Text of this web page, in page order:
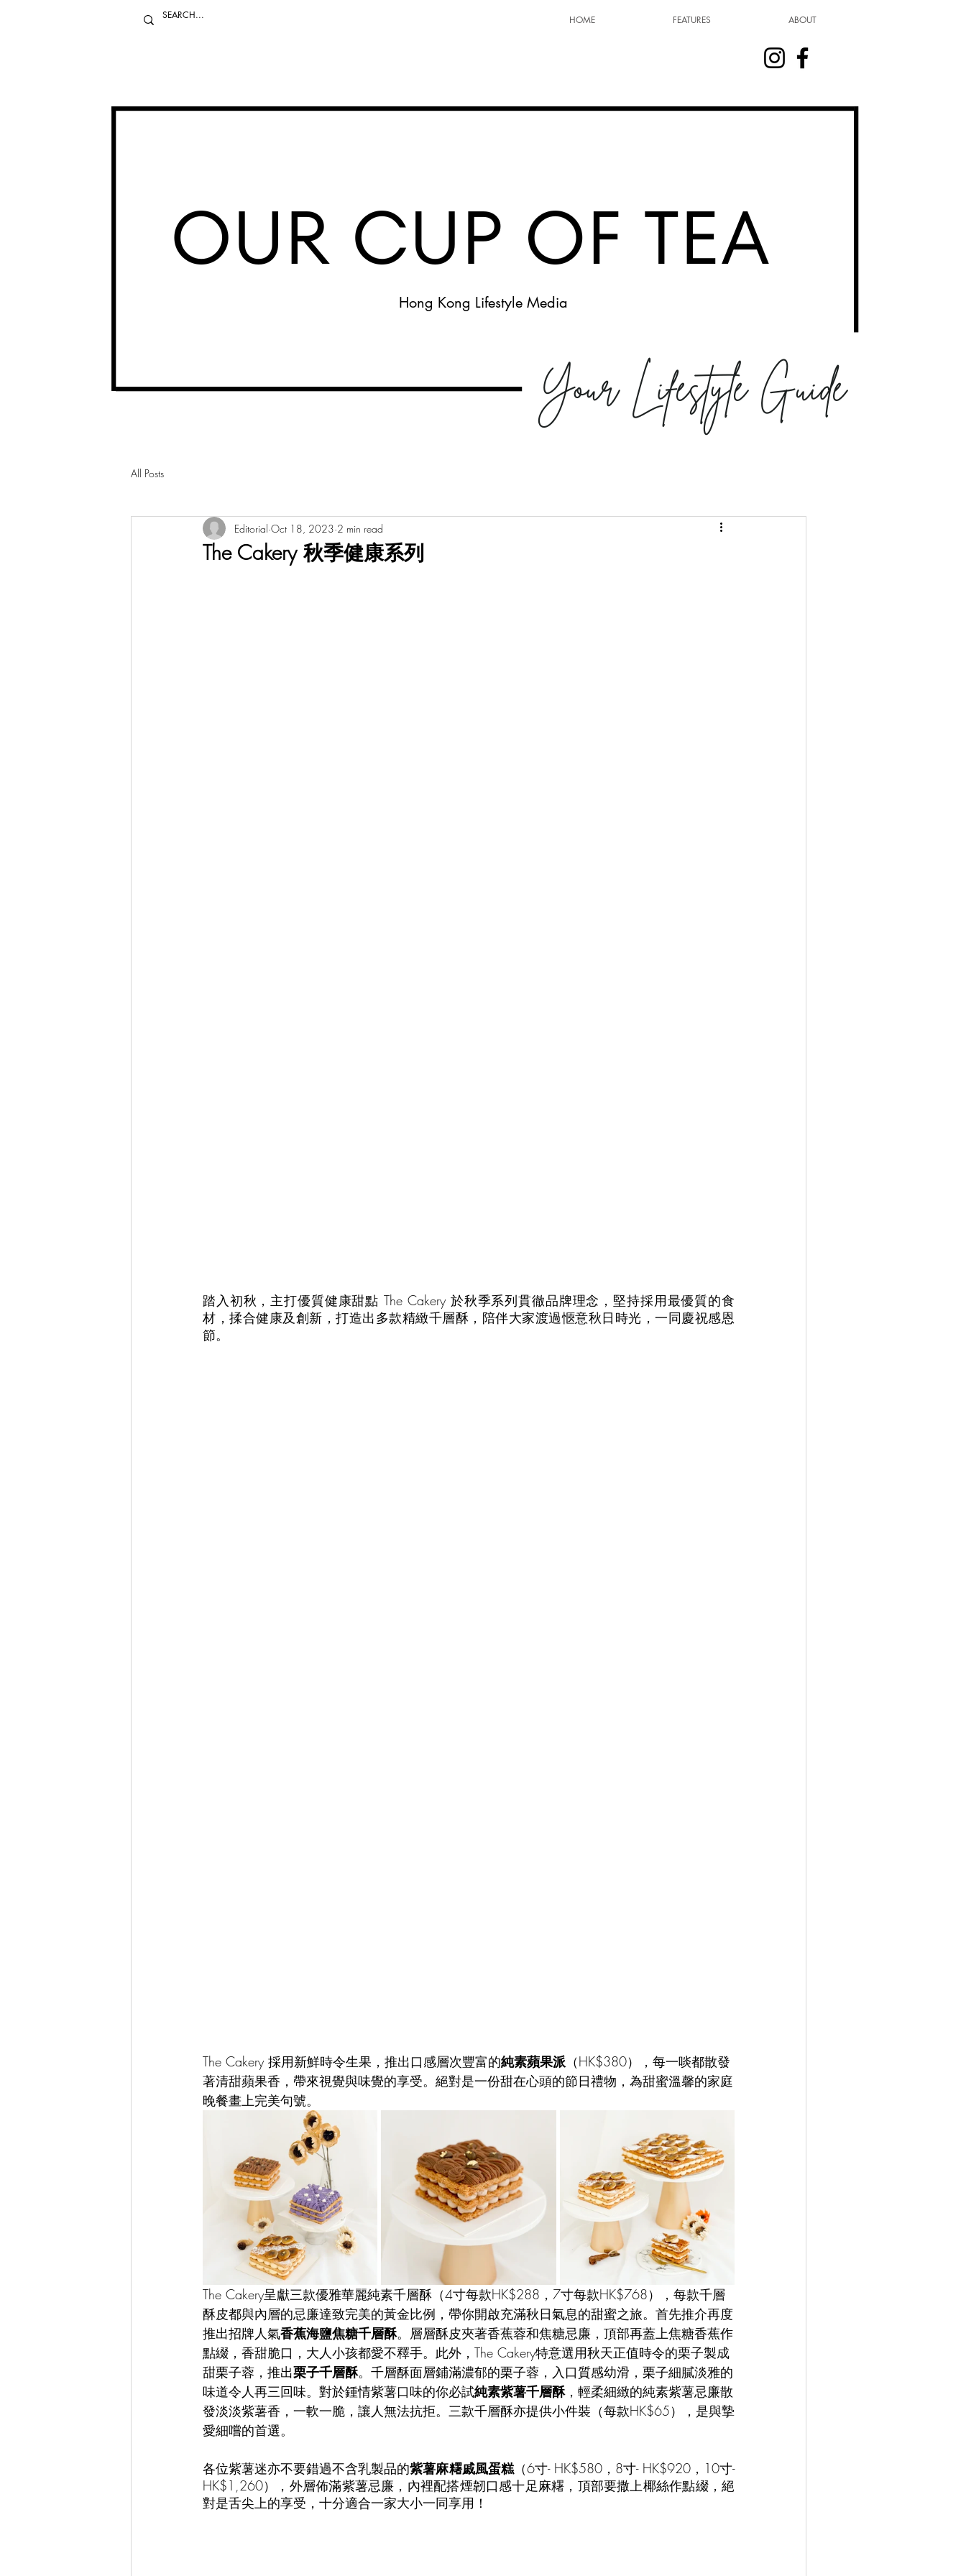
HOME FEATURES ABOUT
Hong Kong Lifestyle Media
All Posts
The Cakery 秋季健康系列
Editorial Oct 18, 2023 2 min read
踏入初秋，主打優質健康甜點 The Cakery 於秋季系列貫徹品牌理念，堅持採用最優質的食
材，揉合健康及創新，打造出多款精緻千層酥，陪伴大家渡過愜意秋日時光，一同慶祝感恩
節。
The Cakery 採用新鮮時令生果，推出口感層次豐富的純素蘋果派 （HK$380），每一啖都散發
著清甜蘋果香，帶來視覺與味覺的享受。絕對是一份甜在心頭的節日禮物，為甜蜜溫馨的家庭
晚餐畫上完美句號。
The Cakery呈獻三款優雅華麗純素千層酥（4寸每款HK$288，7寸每款HK$768），每款千層
酥皮都與內層的忌廉達致完美的黃金比例，帶你開啟充滿秋日氣息的甜蜜之旅。首先推介再度
推出招牌人氣香蕉海鹽焦糖千層酥。層層酥皮夾著香蕉蓉和焦糖忌廉，頂部再蓋上焦糖香蕉作
點綴，香甜脆口，大人小孩都愛不釋手。此外，The Cakery特意選用秋天正值時令的栗子製成
甜栗子蓉，推出栗子千層酥。千層酥面層鋪滿濃郁的栗子蓉，入口質感幼滑，栗子細膩淡雅的
味道令人再三回味。對於鍾情紫薯口味的你必試純素紫薯千層酥，輕柔細緻的純素紫薯忌廉散
發淡淡紫薯香，一軟一脆，讓人無法抗拒。三款千層酥亦提供小件裝（每款HK$65），是與摯
愛細嚐的首選。
各位紫薯迷亦不要錯過不含乳製品的紫薯麻糬戚風蛋糕（6寸- HK$580，8寸- HK$920，10寸-
HK$1,260），外層佈滿紫薯忌廉，內裡配搭煙韌口感十足麻糬，頂部要撒上椰絲作點綴，絕
對是舌尖上的享受，十分適合一家大小一同享用！